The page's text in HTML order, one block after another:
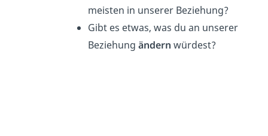
meisten in unserer Beziehung?
Gibt es etwas, was du an unserer
Beziehung ändern würdest?